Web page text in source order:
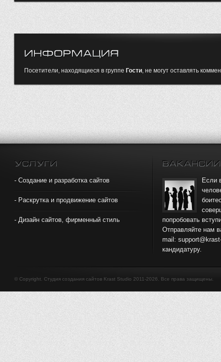
Посетители, находящиеся в группе Гости, не могут оставлять
- Создание и разработка сайтов
- Раскрутка и продвижение сайтов
- Дизайн сайтов, фирменный стиль
Если
попробовать
Отправляйте нам
mail:
кандидатуру.
© Copyright. Студия создания сайтов Krast Studio 2011-2026. Все права защищены.